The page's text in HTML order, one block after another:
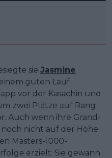
sie Jasmine
guten Lauf
vor der Kasachin und
zwei Plätze auf Rang
Auch wenn ihre Grand-
noch nicht auf der Höhe
Masters-1000-
erzielt: Sie gewann